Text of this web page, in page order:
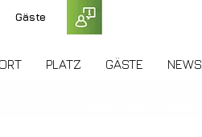
Gäste
PLATZ GÄSTE NEWS